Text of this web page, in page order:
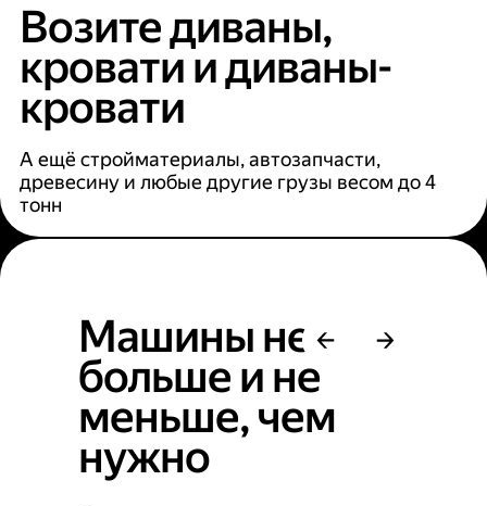
Возите диваны,
кровати и диваны-
кровати
А ещё стройматериалы, автозапчасти,
древесину и любые другие грузы весом до 4
тонн
Машины не
больше и не
меньше, чем
нужно